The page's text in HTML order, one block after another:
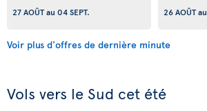
27 AOÛTau 04 SEPT.
26 AOÛTau
Voir plus d'offres de dernière minute
Vols vers le Sud cet été